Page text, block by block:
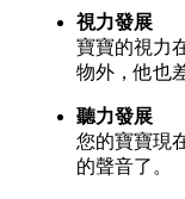
視力發展
寶寶的視力
物外，他也
聽力發展
您的寶寶現
的聲音了。